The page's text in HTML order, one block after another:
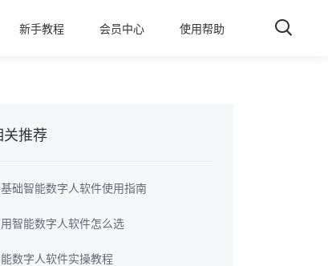
新手教程 会员中心 使用帮助
关推荐
础智能数字人软件使用指南
智能数字人软件怎么选
数字人软件实操教程